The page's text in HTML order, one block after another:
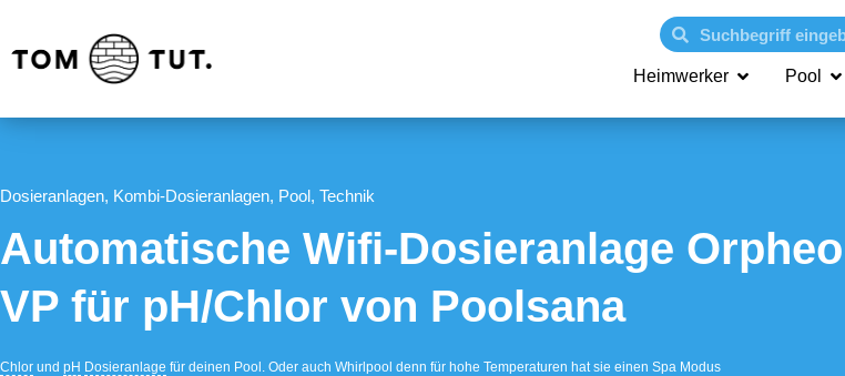
Heimwerker Pool
Dosieranlagen, Kombi-Dosieranlagen, Pool, Technik
Automatische Wifi-Dosieranlage Orpheo
VP für pH/Chlor von Poolsana
Chlor und pH Dosieranlage für deinen Pool. Oder auch Whirlpool denn für hohe Temperaturen hat sie einen Spa Modus